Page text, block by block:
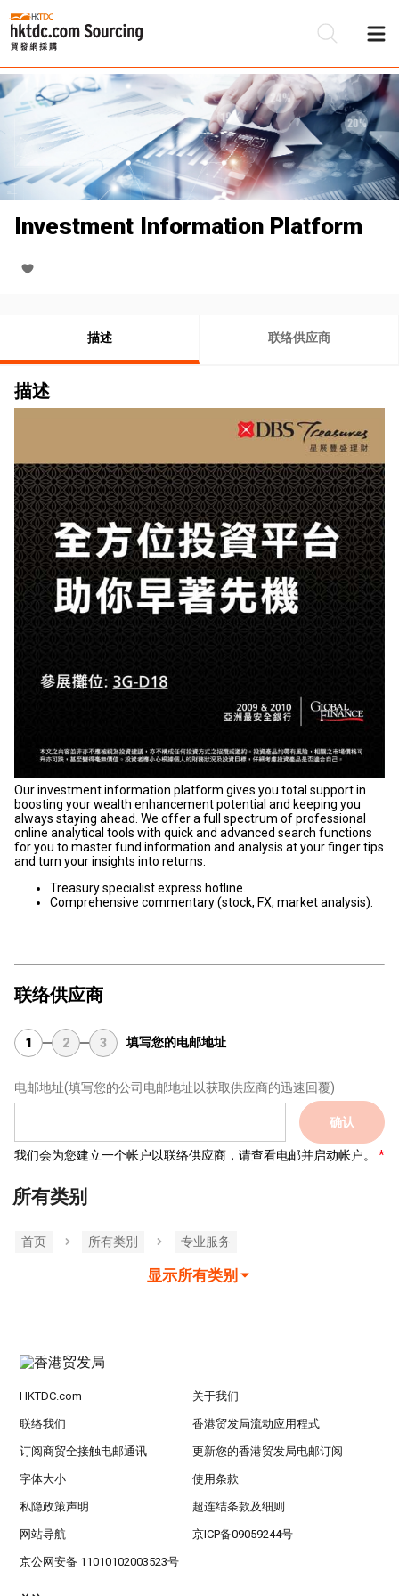
Investment Information Platform
描述 联络供应商
描述
Our investment information platform gives you total support in
boosting your wealth enhancement potential and keeping you
always staying ahead. We offer a full spectrum of professional
online analytical tools with quick and advanced search functions
for you to master fund information and analysis at your finger tips
and turn your insights into returns.
Treasury specialist express hotline.
Comprehensive commentary (stock, FX, market analysis).
联络供应商
1 2 3 填写您的电邮地址
电邮地址(填写您的公司电邮地址以获取供应商的迅速回覆)
确认
我们会为您建立一个帐户以联络供应商，请查看电邮并启动帐户。
所有类别
首页 所有类別 专业服务
显示所有类别
HKTDC.com 关于我们
联络我们 香港贸发局流动应用程式
订阅商贸全接触电邮通讯 更新您的香港贸发局电邮订阅
字体大小 使用条款
私隐政策声明 超连结条款及细则
网站导航 京ICP备09059244号
京公网安备 11010102003523号